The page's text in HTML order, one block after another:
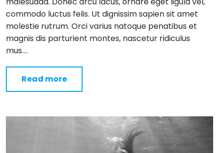
commodo luctus felis. Ut dignissim sapien sit amet
molestie rutrum. Orci varius natoque penatibus et
magnis dis parturient montes, nascetur ridiculus
mus….
Read more